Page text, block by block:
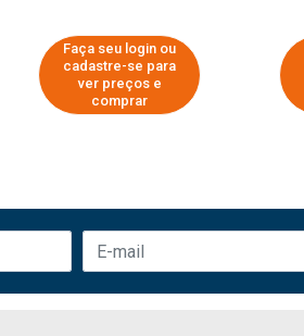
Faça seu login ou
cadastre-se para
ver preços e
comprar